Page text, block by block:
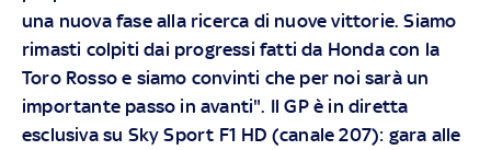
una nuova fase alla ricerca di nuove vittorie. Siamo
rimasti colpiti dai progressi fatti da Honda con la
Toro Rosso e siamo convinti che per noi sarà un
importante passo in avanti". Il GP è in diretta
esclusiva su Sky Sport F1 HD (canale 207): gara alle